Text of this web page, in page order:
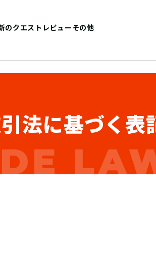
のクエストレビューその他
法に基づく表